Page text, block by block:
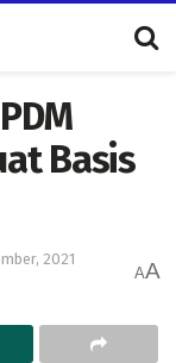
Basis
2021
AA